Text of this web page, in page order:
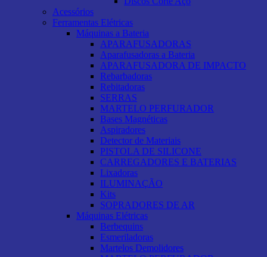
Acessórios
Ferramentas Elétricas
Máquinas a Bateria
APARAFUSADORAS
Aparafusadoras a Bateria
APARAFUSADORA DE IMPACTO
Rebarbadoras
Rebitadoras
SERRAS
MARTELO PERFURADOR
Bases Magnéticas
Aspiradores
Detector de Materiais
PISTOLA DE SILICONE
CARREGADORES E BATERIAS
Lixadoras
ILUMINAÇÃO
Kits
SOPRADORES DE AR
Máquinas Elétricas
Berbequins
Esmeriladoras
Martelos Demolidores